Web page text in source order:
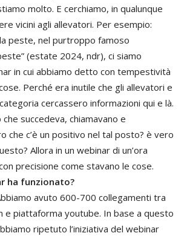
molto. E cerchiamo, in qualunque
vicini agli allevatori. Per esempio:
peste, nel purtroppo famoso
(estate 2024, ndr), ci siamo
in cui abbiamo detto con tempestività
Perché era inutile che gli allevatori e
cercassero informazioni qui e là.
succedeva, chiamavano e
che c’è un positivo nel tal posto? è vero
Allora in un webinar di un’ora
precisione come stavano le cose.
ha funzionato?
avuto 600-700 collegamenti tra
e piattaforma youtube. In base a questo
ripetuto l’iniziativa del webinar